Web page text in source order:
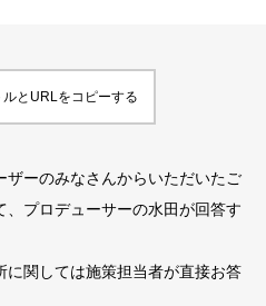
とURLをコピーする
ザーのみなさんからいただいたご
プロデューサーの水田が回答す
関しては施策担当者が直接お答